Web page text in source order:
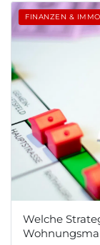
FINANZEN &
Welche